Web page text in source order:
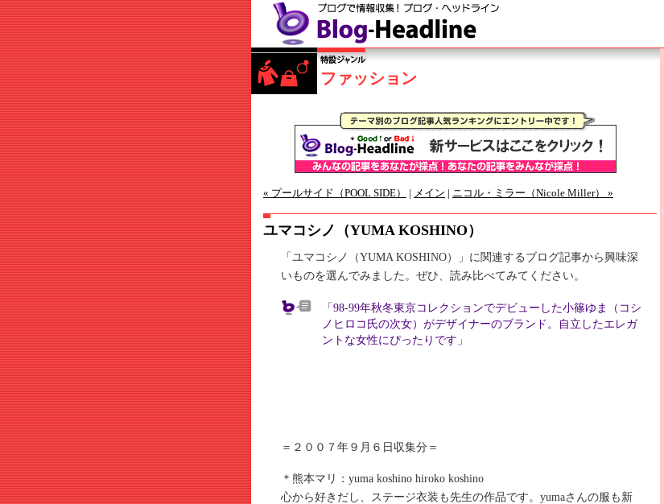
ファッション
« プールサイド（POOL SIDE） メイン ニコル・ミラー（Nicole Miller） »
ユマコシノ（YUMA KOSHINO）
「ユマコシノ（YUMA KOSHINO）」に関連するブログ記事から興味深
いものを選んでみました。ぜひ、読み比べてみてください。
「98-99年秋冬東京コレクションでデビューした小篠ゆま（コシ
ノヒロコ氏の次女）がデザイナーのブランド。自立したエレガ
ントな女性にぴったりです」
＝２００７年９月６日収集分＝
＊熊本マリ：yuma koshino hiroko koshino
心から好きだし、ステージ衣装も先生の作品です。yumaさんの服も新